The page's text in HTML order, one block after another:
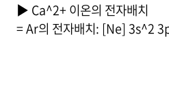
▶ Ca^2+ 이온의 전자배치
= Ar의 전자배치: [Ne] 3s^2